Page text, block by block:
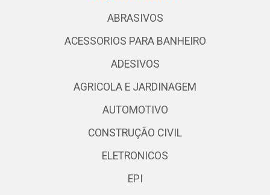
ABRASIVOS
ACESSORIOS PARA BANHEIRO
ADESIVOS
AGRICOLA E JARDINAGEM
AUTOMOTIVO
CONSTRUÇÃO CIVIL
ELETRONICOS
EPI